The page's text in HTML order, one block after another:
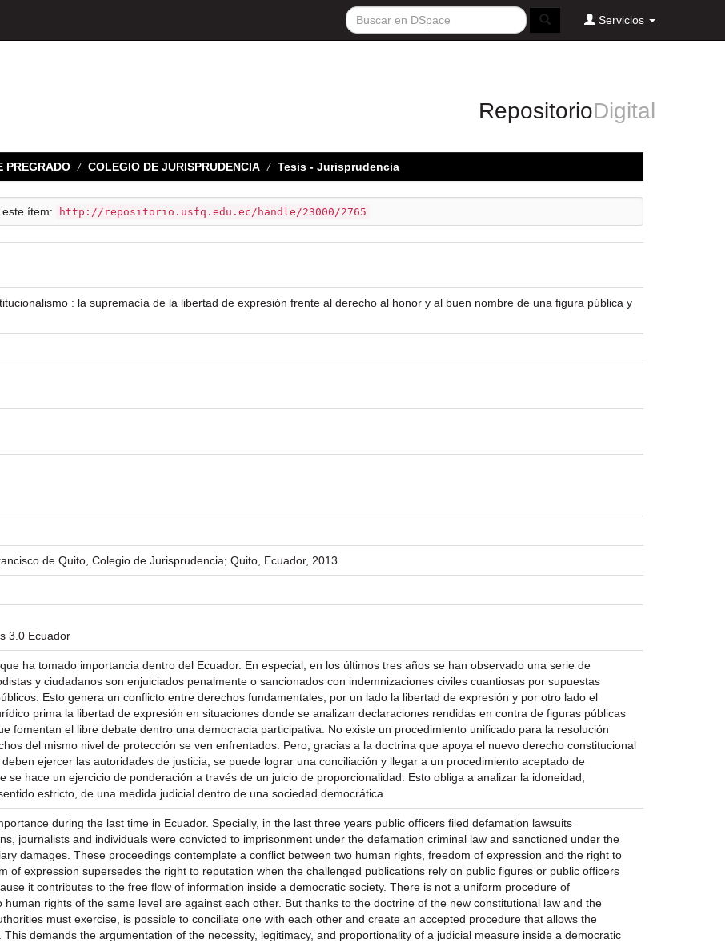
Servicios
RepositorioDigital
PREGRADO COLEGIO DE JURISPRUDENCIA Tesis - Jurisprudencia
ítem: http://repositorio.usfq.edu.ec/handle/23000/2765
: la supremacía de la libertad de expresión frente al derecho al honor y al buen nombre de una figura pública y
de Quito, Colegio de Jurisprudencia; Quito, Ecuador, 2013
3.0 Ecuador
ha tomado importancia dentro del Ecuador. En especial, en los últimos tres años se han observado una serie de
y ciudadanos son enjuiciados penalmente o sancionados con indemnizaciones civiles cuantiosas por supuestas
Esto genera un conflicto entre derechos fundamentales, por un lado la libertad de expresión y por otro lado el
prima la libertad de expresión en situaciones donde se analizan declaraciones rendidas en contra de figuras públicas
fomentan el libre debate dentro una democracia participativa. No existe un procedimiento unificado para la resolución
del mismo nivel de protección se ven enfrentados. Pero, gracias a la doctrina que apoya el nuevo derecho constitucional
ejercer las autoridades de justicia, se puede lograr una conciliación y llegar a un procedimiento aceptado de
se hace un ejercicio de ponderación a través de un juicio de proporcionalidad. Esto obliga a analizar la idoneidad,
estricto, de una medida judicial dentro de una sociedad democrática.
during the last time in Ecuador. Specially, in the last three years public officers filed defamation lawsuits
journalists and individuals were convicted to imprisonment under the defamation criminal law and sanctioned under the
damages. These proceedings contemplate a conflict between two human rights, freedom of expression and the right to
of expression supersedes the right to reputation when the challenged publications rely on public figures or public officers
it contributes to the free flow of information inside a democratic society. There is not a uniform procedure of
rights of the same level are against each other. But thanks to the doctrine of the new constitutional law and the
must exercise, is possible to conciliate one with each other and create an accepted procedure that allows the
demands the argumentation of the necessity, legitimacy, and proportionality of a judicial measure inside a democratic